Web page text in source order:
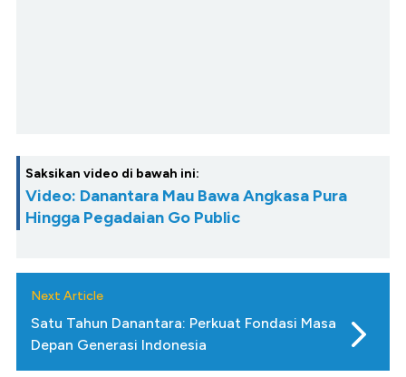
Saksikan video di bawah ini:
Video: Danantara Mau Bawa Angkasa Pura
Hingga Pegadaian Go Public
Next Article
Satu Tahun Danantara: Perkuat Fondasi Masa
Depan Generasi Indonesia